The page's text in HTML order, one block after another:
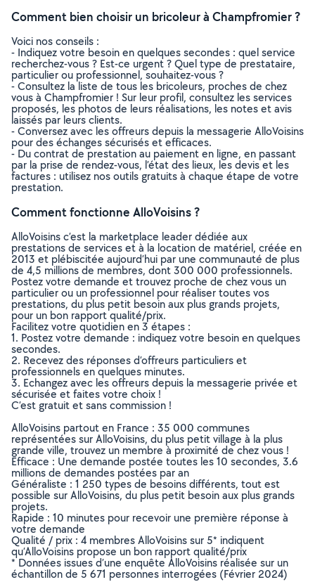
Comment bien choisir un bricoleur à Champfromier ?
Voici nos conseils :
- Indiquez votre besoin en quelques secondes : quel service
recherchez-vous ? Est-ce urgent ? Quel type de prestataire,
particulier ou professionnel, souhaitez-vous ?
- Consultez la liste de tous les bricoleurs, proches de chez
vous à Champfromier ! Sur leur profil, consultez les services
proposés, les photos de leurs réalisations, les notes et avis
laissés par leurs clients.
- Conversez avec les offreurs depuis la messagerie AlloVoisins
pour des échanges sécurisés et efficaces.
- Du contrat de prestation au paiement en ligne, en passant
par la prise de rendez-vous, l’état des lieux, les devis et les
factures : utilisez nos outils gratuits à chaque étape de votre
prestation.
Comment fonctionne AlloVoisins ?
AlloVoisins c’est la marketplace leader dédiée aux
prestations de services et à la location de matériel, créée en
2013 et plébiscitée aujourd’hui par une communauté de plus
de 4,5 millions de membres, dont 300 000 professionnels.
Postez votre demande et trouvez proche de chez vous un
particulier ou un professionnel pour réaliser toutes vos
prestations, du plus petit besoin aux plus grands projets,
pour un bon rapport qualité/prix.
Facilitez votre quotidien en 3 étapes :
1. Postez votre demande : indiquez votre besoin en quelques
secondes.
2. Recevez des réponses d’offreurs particuliers et
professionnels en quelques minutes.
3. Echangez avec les offreurs depuis la messagerie privée et
sécurisée et faites votre choix !
C’est gratuit et sans commission !
AlloVoisins partout en France : 35 000 communes
représentées sur AlloVoisins, du plus petit village à la plus
grande ville, trouvez un membre à proximité de chez vous !
Efficace : Une demande postée toutes les 10 secondes, 3.6
millions de demandes postées par an
Généraliste : 1 250 types de besoins différents, tout est
possible sur AlloVoisins, du plus petit besoin aux plus grands
projets.
Rapide : 10 minutes pour recevoir une première réponse à
votre demande
Qualité / prix : 4 membres AlloVoisins sur 5* indiquent
qu’AlloVoisins propose un bon rapport qualité/prix
* Données issues d’une enquête AlloVoisins réalisée sur un
échantillon de 5 671 personnes interrogées (Février 2024)